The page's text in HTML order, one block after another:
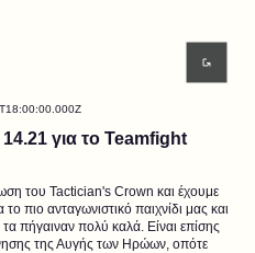
για το Teamfight
του Tactician's Crown και έχουμε
πιο ανταγωνιστικό παιχνίδι μας και
πήγαιναν πολύ καλά. Είναι επίσης
της Αυγής των Ηρώων, οπότε